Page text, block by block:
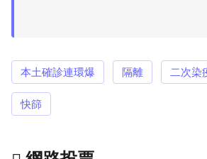
本土確診連環爆 隔離 二次染
快篩